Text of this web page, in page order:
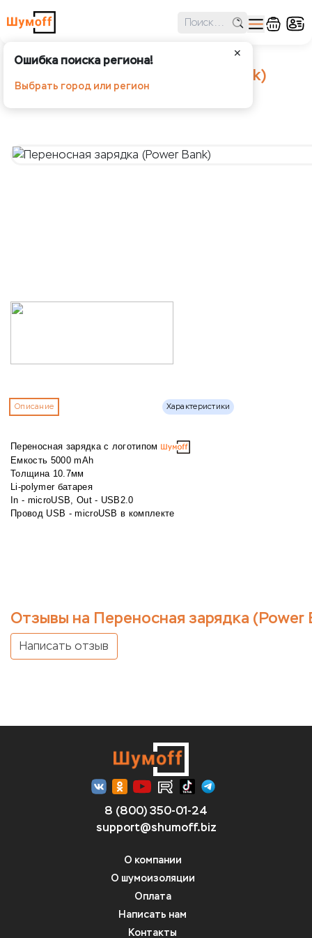
✕
Ошибка поиска региона!
Выбрать город или регион
Переносная зарядка (Power Bank)
Описание Характеристики
Переносная зарядка с логотипом
Емкость 5000 mAh
Толщина 10.7мм
Li-polymer батарея
In - microUSB, Out - USB2.0
Провод USB - microUSB в комплекте
Отзывы на Переносная зарядка (Power
Написать отзыв
8 (800) 350-01-24
support@shumoff.biz
О компании
О шумоизоляции
Оплата
Написать нам
Контакты